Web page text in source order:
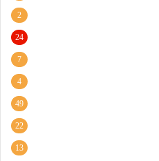
2
24
7
4
49
22
13